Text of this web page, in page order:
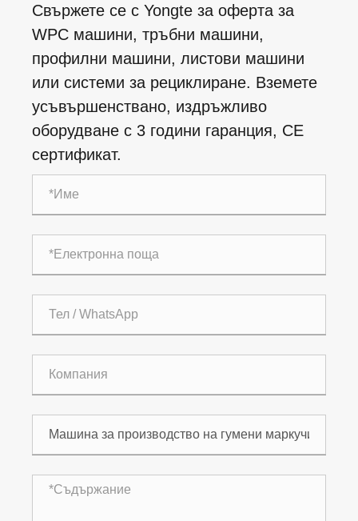
Свържете се с Yongte за оферта за
WPC машини, тръбни машини,
профилни машини, листови машини
или системи за рециклиране. Вземете
усъвършенствано, издръжливо
оборудване с 3 години гаранция, CE
сертификат.